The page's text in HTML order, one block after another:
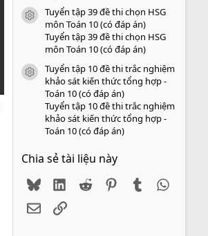
icon tài liệu
Tuyển tập 39 đề thi chọn HSG
môn Toán 10 (có đáp án)
Tuyển tập 39 đề thi chọn HSG
môn Toán 10 (có đáp án)
icon tài liệu
Tuyển tập 10 đề thi trắc nghiệm
khảo sát kiến thức tổng hợp -
Toán 10 (có đáp án)
Tuyển tập 10 đề thi trắc nghiệm
khảo sát kiến thức tổng hợp -
Toán 10 (có đáp án)
Chia sẻ tài liệu này
BlueskyLinkedIn
Reddit PinterestTumblr
EmailLink